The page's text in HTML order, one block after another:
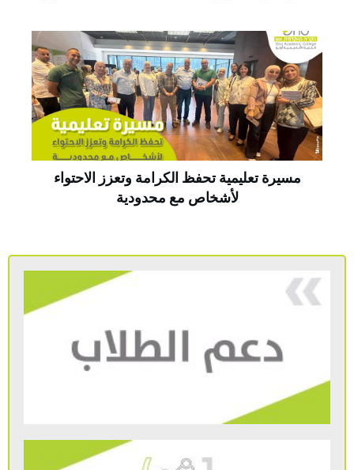
مسيرة تعليمية تحفظ الكرامة وتعزز الاحتواء
لأشخاص مع محدودية